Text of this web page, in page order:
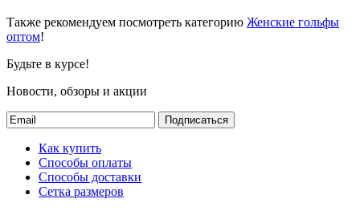
Также рекомендуем посмотреть категорию Женские гольфы
оптом!
Будьте в курсе!
Новости, обзоры и акции
Подписаться
Как купить
Способы оплаты
Способы доставки
Сетка размеров